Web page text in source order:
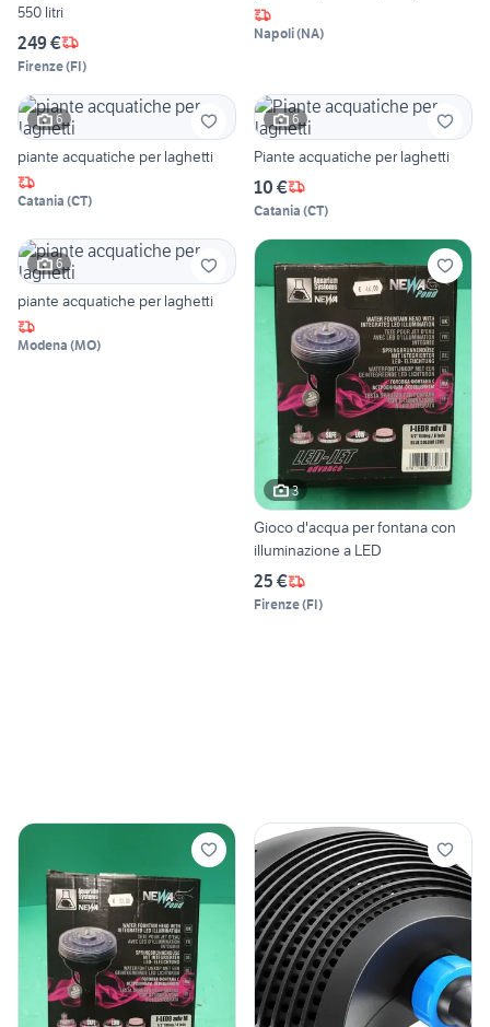
550 litri
249 €
Firenze(FI)
Napoli(NA)
6
piante acquatiche per laghetti
Catania (CT)
6
Piante acquatiche per laghetti
10 €
Catania (CT)
6
piante acquatiche per laghetti
Modena (MO)
3
Gioco d'acqua per fontana con
illuminazione a LED
25 €
Firenze(FI)